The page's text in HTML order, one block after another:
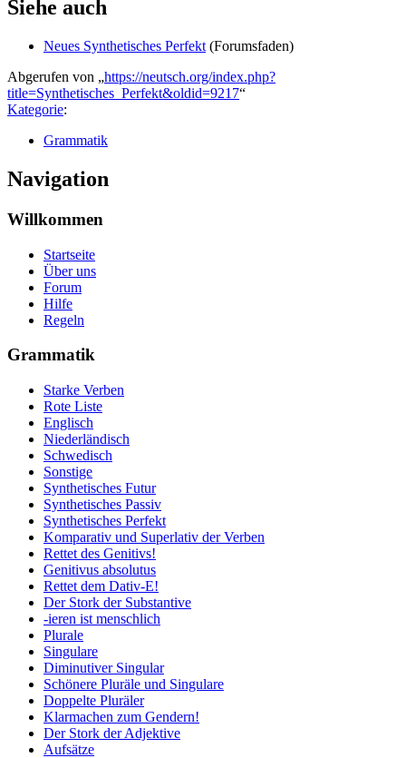
Siehe auch
Neues Synthetisches Perfekt (Forumsfaden)
Abgerufen von „https://neutsch.org/index.php?
title=Synthetisches_Perfekt&oldid=9217“
Kategorie:
Grammatik
Navigation
Willkommen
Startseite
Über uns
Forum
Hilfe
Regeln
Grammatik
Starke Verben
Rote Liste
Englisch
Niederländisch
Schwedisch
Sonstige
Synthetisches Futur
Synthetisches Passiv
Synthetisches Perfekt
Komparativ und Superlativ der Verben
Rettet des Genitivs!
Genitivus absolutus
Rettet dem Dativ-E!
Der Stork der Substantive
-ieren ist menschlich
Plurale
Singulare
Diminutiver Singular
Schönere Pluräle und Singulare
Doppelte Pluräler
Klarmachen zum Gendern!
Der Stork der Adjektive
Aufsätze